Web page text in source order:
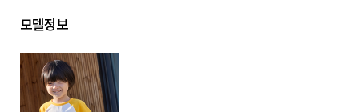
모델정보